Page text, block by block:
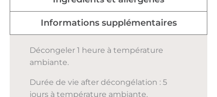
Informations supplémentaires
Décongeler 1 heure à température
ambiante.
Durée de vie after décongélation : 5
jours à température ambiante.